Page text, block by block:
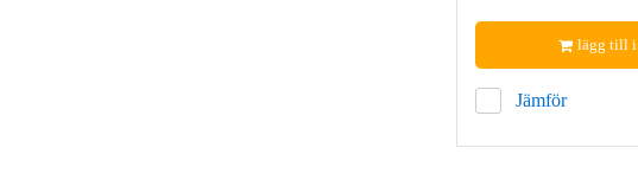
Jämför
lägg till i